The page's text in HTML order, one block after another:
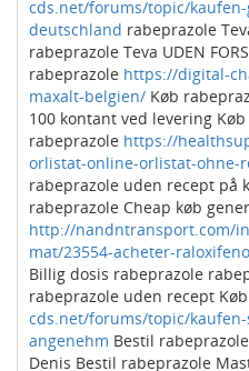
cds.net/forums/topic/
deutschland rabeprazole
rabeprazole Teva UDEN
rabeprazole https://digital-
maxalt-belgien/ Køb
100 kontant ved levering
rabeprazole https://
orlistat-online-orlistat-ohne-
rabeprazole uden recept på
rabeprazole Cheap køb
http://nandntransport.com/
mat/23554-acheter-
Billig dosis rabeprazole
rabeprazole uden recept
cds.net/forums/topic/
angenehm Bestil
Denis Bestil rabeprazole